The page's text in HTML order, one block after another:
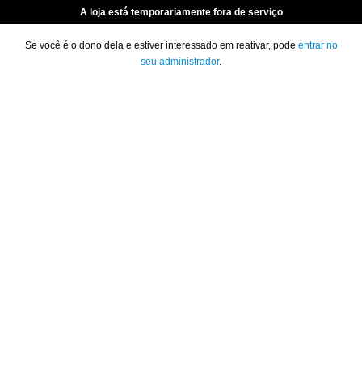
A loja está temporariamente fora de serviço
Se você é o dono dela e estiver interessado em reativar, pode entrar no
seu administrador.